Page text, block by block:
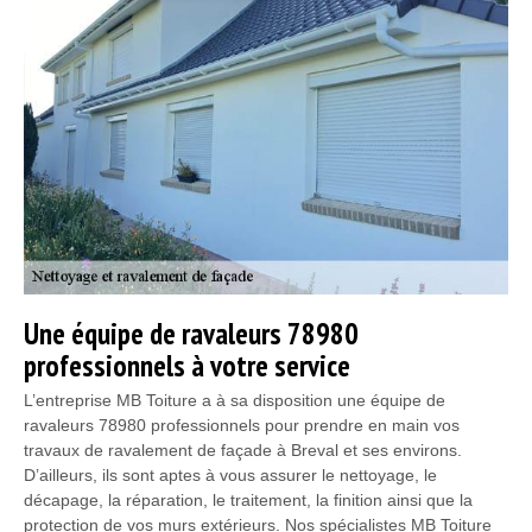
Une équipe de ravaleurs 78980
professionnels à votre service
L’entreprise MB Toiture a à sa disposition une équipe de
ravaleurs 78980 professionnels pour prendre en main vos
travaux de ravalement de façade à Breval et ses environs.
D’ailleurs, ils sont aptes à vous assurer le nettoyage, le
décapage, la réparation, le traitement, la finition ainsi que la
protection de vos murs extérieurs. Nos spécialistes MB Toiture